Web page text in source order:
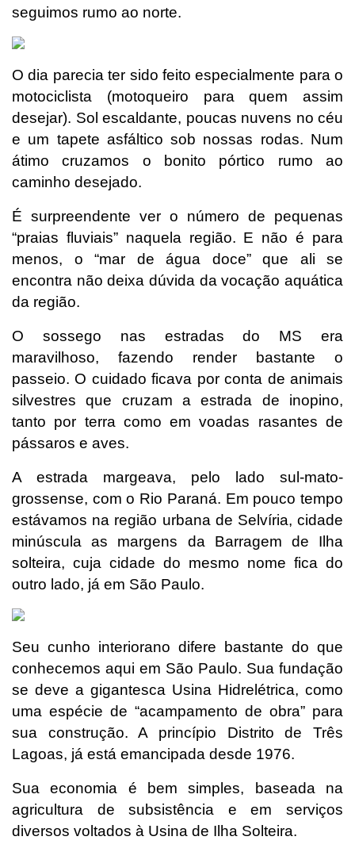
seguimos rumo ao norte.
O dia parecia ter sido feito especialmente para o
motociclista (motoqueiro para quem assim
desejar). Sol escaldante, poucas nuvens no céu
e um tapete asfáltico sob nossas rodas. Num
átimo cruzamos o bonito pórtico rumo ao
caminho desejado.
É surpreendente ver o número de pequenas
“praias fluviais” naquela região. E não é para
menos, o “mar de água doce” que ali se
encontra não deixa dúvida da vocação aquática
da região.
O sossego nas estradas do MS era
maravilhoso, fazendo render bastante o
passeio. O cuidado ficava por conta de animais
silvestres que cruzam a estrada de inopino,
tanto por terra como em voadas rasantes de
pássaros e aves.
A estrada margeava, pelo lado sul-mato-
grossense, com o Rio Paraná. Em pouco tempo
estávamos na região urbana de Selvíria, cidade
minúscula as margens da Barragem de Ilha
solteira, cuja cidade do mesmo nome fica do
outro lado, já em São Paulo.
Seu cunho interiorano difere bastante do que
conhecemos aqui em São Paulo. Sua fundação
se deve a gigantesca Usina Hidrelétrica, como
uma espécie de “acampamento de obra” para
sua construção. A princípio Distrito de Três
Lagoas, já está emancipada desde 1976.
Sua economia é bem simples, baseada na
agricultura de subsistência e em serviços
diversos voltados à Usina de Ilha Solteira.